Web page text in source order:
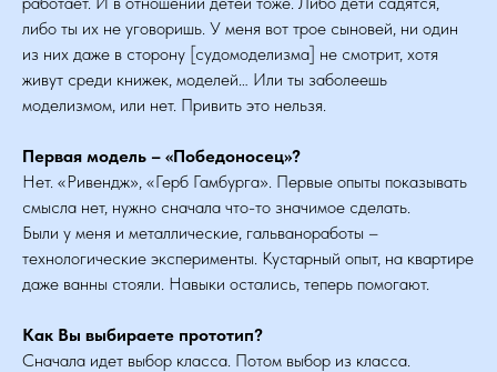
либо ты их не уговоришь. У меня вот трое сыновей, ни один
из них даже в сторону [судомоделизма] не смотрит, хотя
живут среди книжек, моделей… Или ты заболеешь
моделизмом, или нет. Привить это нельзя.
Первая модель – «Победоносец»?
Нет. «Ривендж», «Герб Гамбурга». Первые опыты показывать
смысла нет, нужно сначала что-то значимое сделать.
Были у меня и металлические, гальваноработы –
технологические эксперименты. Кустарный опыт, на квартире
даже ванны стояли. Навыки остались, теперь помогают.
Как Вы выбираете прототип?
Сначала идет выбор класса. Потом выбор из класса.